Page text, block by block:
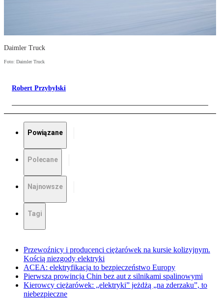
Daimler Truck
Foto: Daimler Truck
Robert Przybylski
Powiązane
Polecane
Najnowsze
Tagi
Przewoźnicy i producenci ciężarówek na kursie kolizyjnym.
Kością niezgody elektryki
ACEA: elektryfikacja to bezpieczeństwo Europy
Pierwsza prowincja Chin bez aut z silnikami spalinowymi
Kierowcy ciężarówek: „elektryki” jeżdżą „na zderzaku”, to
niebezpieczne